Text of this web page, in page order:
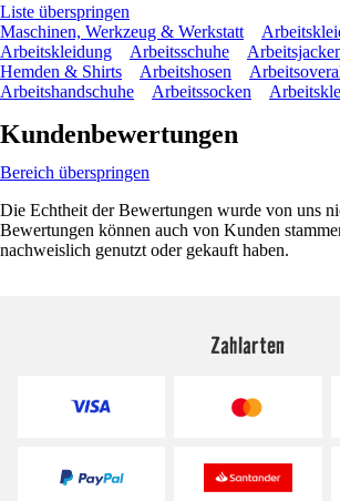
Liste überspringen
Maschinen, Werkzeug & Werkstatt
Arbeitskleidung
Arbeitsschuhe
Hemden & Shirts
Arbeitshosen
Arbeitshandschuhe
Arbeitssocken
Kundenbewertungen
Bereich überspringen
Die Echtheit der Bewertungen wurde von uns
Bewertungen können auch von Kunden
nachweislich genutzt oder gekauft haben.
Zahlarten